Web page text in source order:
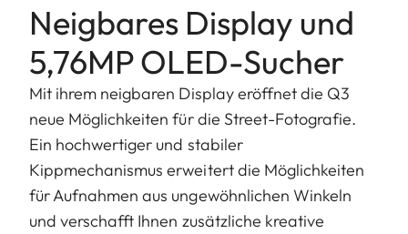
Neigbares Display und
5,76MP OLED-Sucher
Mit ihrem neigbaren Display eröffnet die Q3
neue Möglichkeiten für die Street-Fotografie.
Ein hochwertiger und stabiler
Kippmechanismus erweitert die Möglichkeiten
für Aufnahmen aus ungewöhnlichen Winkeln
und verschafft Ihnen zusätzliche kreative